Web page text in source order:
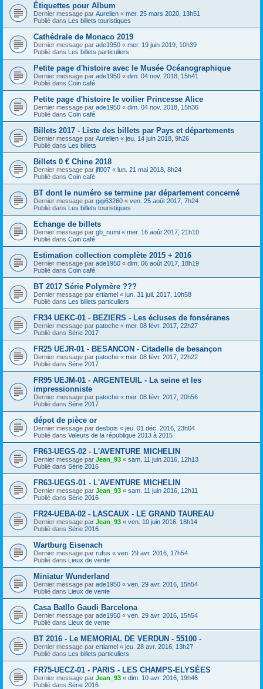
Étiquettes pour Album
Dernier message par Aurelien « mer. 25 mars 2020, 13h51
Publié dans Les billets touristiques
Cathédrale de Monaco 2019
Dernier message par ade1950 « mer. 19 juin 2019, 10h39
Publié dans Les billets particuliers
Petite page d'histoire avec le Musée Océanographique
Dernier message par ade1950 « dim. 04 nov. 2018, 15h41
Publié dans Coin café
Petite page d'histoire le voilier Princesse Alice
Dernier message par ade1950 « dim. 04 nov. 2018, 15h36
Publié dans Coin café
Billets 2017 - Liste des billets par Pays et départements
Dernier message par Aurelien « jeu. 14 juin 2018, 9h26
Publié dans Les billets
Billets 0 € Chine 2018
Dernier message par jfl007 « lun. 21 mai 2018, 8h24
Publié dans Coin café
BT dont le numéro se termine par département concerné
Dernier message par gigi63260 « ven. 25 août 2017, 7h24
Publié dans Les billets touristiques
Echange de billets
Dernier message par gb_numi « mer. 16 août 2017, 21h10
Publié dans Coin café
Estimation collection complète 2015 + 2016
Dernier message par ade1950 « dim. 06 août 2017, 18h19
Publié dans Coin café
BT 2017 Série Polymère ???
Dernier message par ertiamel « lun. 31 juil. 2017, 10h58
Publié dans Les billets particuliers
FR34 UEKC-01 - BEZIERS - Les écluses de fonséranes
Dernier message par patoche « mer. 08 févr. 2017, 22h27
Publié dans Série 2017
FR25 UEJR-01 - BESANCON - Citadelle de besançon
Dernier message par patoche « mer. 08 févr. 2017, 22h22
Publié dans Série 2017
FR95 UEJM-01 - ARGENTEUIL - La seine et les
impressionniste
Dernier message par patoche « mer. 08 févr. 2017, 20h56
Publié dans Série 2017
dépot de pièce or
Dernier message par desbois « jeu. 01 déc. 2016, 23h04
Publié dans Valeurs de la république 2013 à 2015
FR63-UEGS-02 - L'AVENTURE MICHELIN
Dernier message par Jean_93 « sam. 11 juin 2016, 12h13
Publié dans Série 2016
FR63-UEGS-01 - L'AVENTURE MICHELIN
Dernier message par Jean_93 « sam. 11 juin 2016, 12h11
Publié dans Série 2016
FR24-UEBA-02 - LASCAUX - LE GRAND TAUREAU
Dernier message par Jean_93 « ven. 10 juin 2016, 18h14
Publié dans Série 2016
Wartburg Eisenach
Dernier message par rufus « ven. 29 avr. 2016, 17h54
Publié dans Lieux de vente
Miniatur Wunderland
Dernier message par ade1950 « ven. 29 avr. 2016, 15h54
Publié dans Lieux de vente
Casa Batllo Gaudi Barcelona
Dernier message par ade1950 « ven. 29 avr. 2016, 15h54
Publié dans Lieux de vente
BT 2016 - Le MEMORIAL DE VERDUN - 55100 -
Dernier message par ertiamel « jeu. 28 avr. 2016, 13h27
Publié dans Les billets particuliers
FR75-UECZ-01 - PARIS - LES CHAMPS-ELYSÉES
Dernier message par Jean_93 « dim. 10 avr. 2016, 19h46
Publié dans Série 2016